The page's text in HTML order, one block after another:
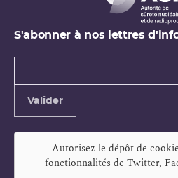
S'abonner à nos lettres
Types de
Valider
Autorisez le dépôt de
fonctionnalités de Twitter,